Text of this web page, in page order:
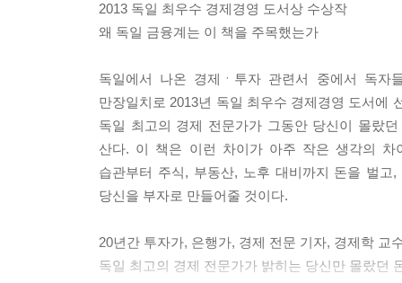
2. 펀드 회사가 가르쳐 주지 않는 펀드 선택법 : 생
3. 펀드를 고를 때 수익률은 무시하라 : 기저 효과
5. 경제 뉴스를 읽기 전에 확인해야 할 것들 : 착각
6. 시장 예측은 백미러를 보면서 운전하는 것이다 :
7. 통계의 거짓말에 당하지 않는 법
Chapter 10 단순하지만 확실한 부자들의 분산 투자
1. 풍요로운 노후를 원한다면 고위험 상품에 투자
3. 유대인들은 결코 모든 것을 걸지 않는다
4. 15년 동안의 투자 성과가 단 10일 안에 결정된다
2013 독일 최우수 경제경영 도서상 수상작
왜 독일 금융계는 이 책을 주목했는가
독일에서 나온 경제ㆍ투자 관련서 중에서 독
만장일치로 2013년 독일 최우수 경제경영 도서에
독일 최고의 경제 전문가가 그동안 당신이 몰랐
산다. 이 책은 이런 차이가 아주 작은 생각의 차
습관부터 주식, 부동산, 노후 대비까지 돈을 벌
당신을 부자로 만들어줄 것이다.
20년간 투자가, 은행가, 경제 전문 기자, 경제학 교
독일 최고의 경제 전문가가 밝히는 당신만 몰랐던